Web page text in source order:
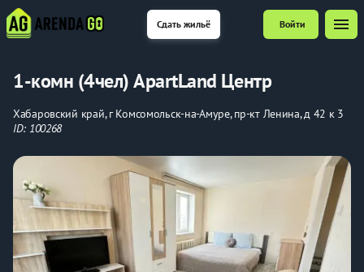
Сдать жильё Войти menu
1-комн (4чел) ApartLand Центр
Хабаровский край, г Комсомольск-на-Амуре, пр-кт Ленина, д 42 к 3
ID: 100268